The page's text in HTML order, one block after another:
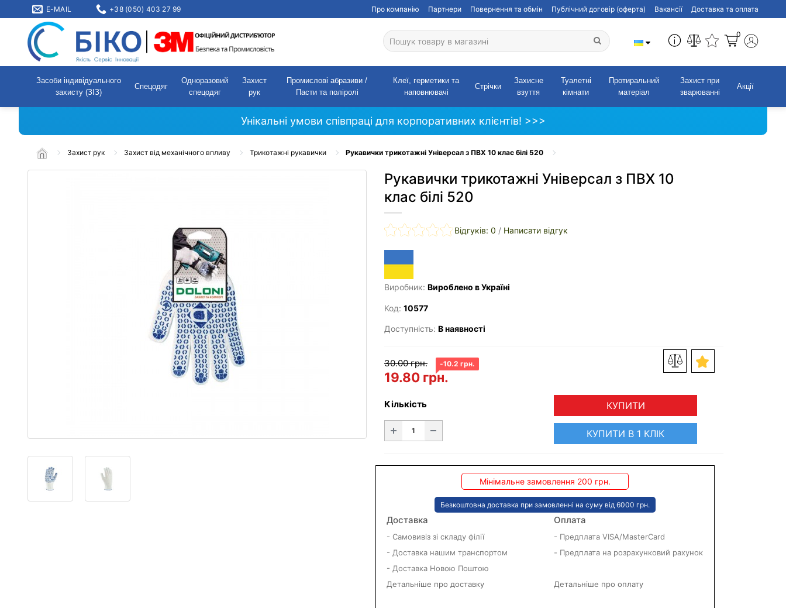
E-MAIL +38 (050) 403 27 99 Про компанію Партнери Повернення та обмін Публічний договір (оферта) Вакансії Доставка та оплата
0
Засоби індивідуального
захисту (ЗІЗ)
Спецодяг
Одноразовий
спецодяг
Захист
рук
Промислові абразиви /
Пасти та поліролі
Клеї, герметики та
наповнювачі
Стрічки
Захисне
взуття
Туалетні
кімнати
Протиральний
матеріал
Захист при
зварюванні
Акції
Унікальні умови співпраці для корпоративних клієнтів! >>>
Захист рук Захист від механічного впливу Трикотажні рукавички Рукавички трикотажні Універсал з ПВХ 10 клас білі 520
Рукавички трикотажні Універсал з ПВХ 10
клас білі 520
Відгуків: 0 / Написати відгук
Виробник: Вироблено в Україні
Код: 10577
Доступність: В наявності
30.00 грн.
19.80 грн.
-10.2 грн.
Кількість КУПИТИ
КУПИТИ В 1 КЛІК
Мінімальне замовлення 200 грн.
Безкоштовна доставка при замовленні на суму від 6000 грн.
Доставка
- Самовивіз зі складу філії
- Доставка нашим транспортом
- Доставка Новою Поштою
Детальніше про доставку
Оплата
- Предплата VISA/MasterCard
- Предплата на розрахунковий рахунок
Детальніше про оплату